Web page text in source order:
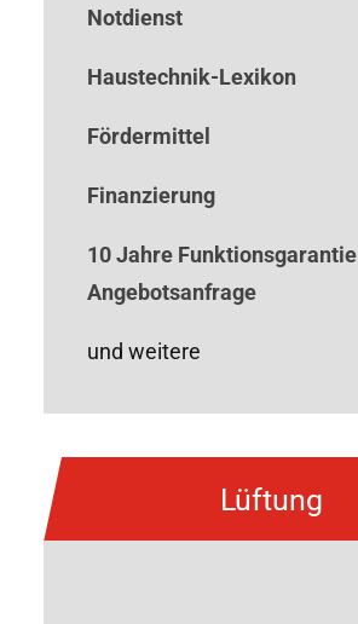
Notdienst
Haustechnik-Lexikon
Fördermittel
Finanzierung
10 Jahre Funktionsgarantie
Angebotsanfrage
und weitere
Lüftung